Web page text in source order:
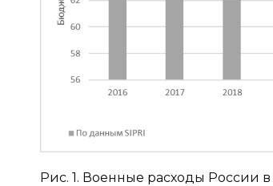
Рис. 1. Военные расходы России